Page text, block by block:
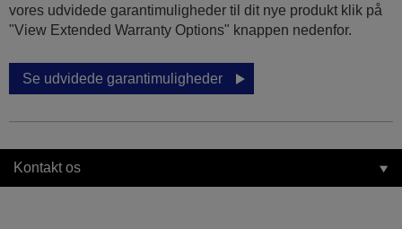
vores udvidede garantimuligheder til dit nye produkt klik på
"View Extended Warranty Options" knappen nedenfor.
Se udvidede garantimuligheder
Kontakt os